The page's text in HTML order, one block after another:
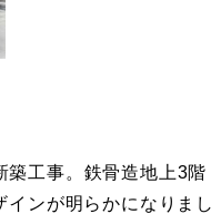
築工事。鉄骨造地上3階
ンが明らかになりまし